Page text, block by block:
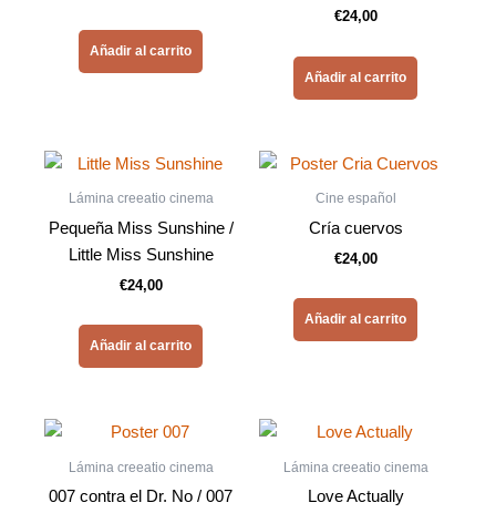
Añadir al carrito
€24,00
Añadir al carrito
Lámina creeatio cinema
Pequeña Miss Sunshine /
Little Miss Sunshine
€24,00
Añadir al carrito
Cine español
Cría cuervos
€24,00
Añadir al carrito
Lámina creeatio cinema
007 contra el Dr. No / 007
Lámina creeatio cinema
Love Actually